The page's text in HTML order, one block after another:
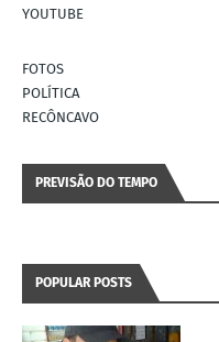
YOUTUBE
FOTOS
POLÍTICA
RECÔNCAVO
PREVISÃO DO TEMPO
POPULAR POSTS